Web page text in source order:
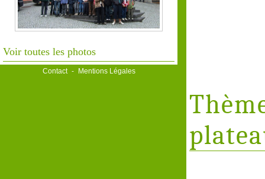
Voir toutes les photos
Contact - Mentions Légales